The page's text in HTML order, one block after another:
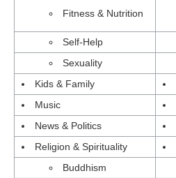
Fitness & Nutrition
Self-Help
Sexuality
Kids & Family
Music
News & Politics
Religion & Spirituality
Buddhism